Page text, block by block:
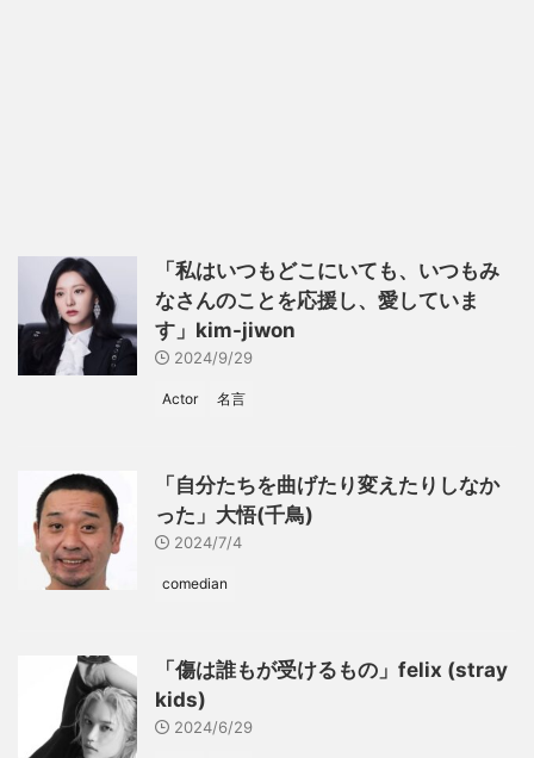
「私はいつもどこにいても、いつもみ
なさんのことを応援し、愛していま
す」kim-jiwon
2024/9/29
Actor 名言
「自分たちを曲げたり変えたりしなか
った」大悟(千鳥)
2024/7/4
comedian
「傷は誰もが受けるもの」felix (stray
kids)
2024/6/29